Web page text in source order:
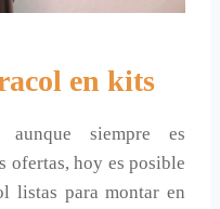
en kits
aunque siempre es
ofertas, hoy es posible
listas para montar en